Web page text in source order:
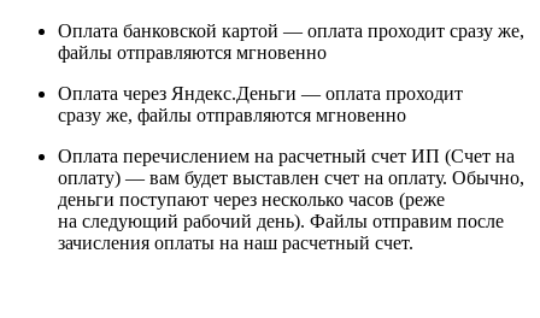
Оплата банковской картой — оплата проходит сразу же,
файлы отправляются мгновенно
Оплата через Яндекс.Деньги — оплата проходит
сразу же, файлы отправляются мгновенно
Оплата перечислением на расчетный счет ИП (Счет на
оплату) — вам будет выставлен счет на оплату. Обычно,
деньги поступают через несколько часов (реже
на следующий рабочий день). Файлы отправим после
зачисления оплаты на наш расчетный счет.